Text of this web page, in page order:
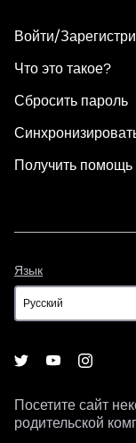
Войти/
Что это такое?
Сбросить пароль
Получить помощь
Язык
Посетите сайт
родительской